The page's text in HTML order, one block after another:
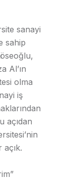
sanayi
sahip
Al’ın
olma
iş
açıdan
açık.